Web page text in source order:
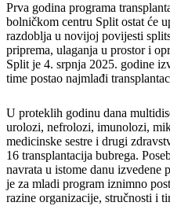
Prva godina programa
bolničkom centru Split ostat će
razdoblja u novijoj povijesti
priprema, ulaganja u prostor i
Split je 4. srpnja 2025. godine
time postao najmlađi
U proteklih godinu dana
urolozi, nefrolozi, imunolozi,
medicinske sestre i drugi
16 transplantacija bubrega.
navrata u istome danu izvedene
je za mladi program iznimno
razine organizacije, stručnosti i